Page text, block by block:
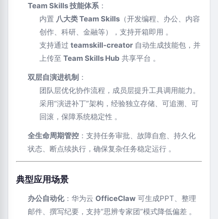
Team Skills 技能体系 ‌：
内置 ‌ 八大类 Team Skills ‌（开发编程、办公、内容
创作、科研、金融等），支持开箱即用 ‌‌ 。
支持通过 ‌ teamskill-creator ‌ 自动生成技能包，并
上传至 ‌ Team Skills Hub ‌ 共享平台 ‌‌ 。
双层自演进机制 ‌：
团队层优化协作流程，成员层提升工具调用能力。
采用“演进补丁”架构，经验独立存储、可追溯、可
回滚，保障系统稳定性 ‌‌ 。
全生命周期管控 ‌：支持任务审批、故障自愈、持久化
状态、断点续执行，确保复杂任务稳定运行 ‌‌ 。
典型应用场景
办公自动化‌：华为云 ‌ OfficeClaw ‌ 可生成PPT、整理
邮件、撰写纪要，支持“思辨专家团”模式降低偏差 ‌‌ 。